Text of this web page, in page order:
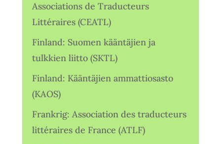
Associations de Traducteurs
Littéraires (CEATL)
Finland: Suomen kääntäjien ja
tulkkien liitto (SKTL)
Finland: Kääntäjien ammattiosasto
(KAOS)
Frankrig: Association des traducteurs
littéraires de France (ATLF)